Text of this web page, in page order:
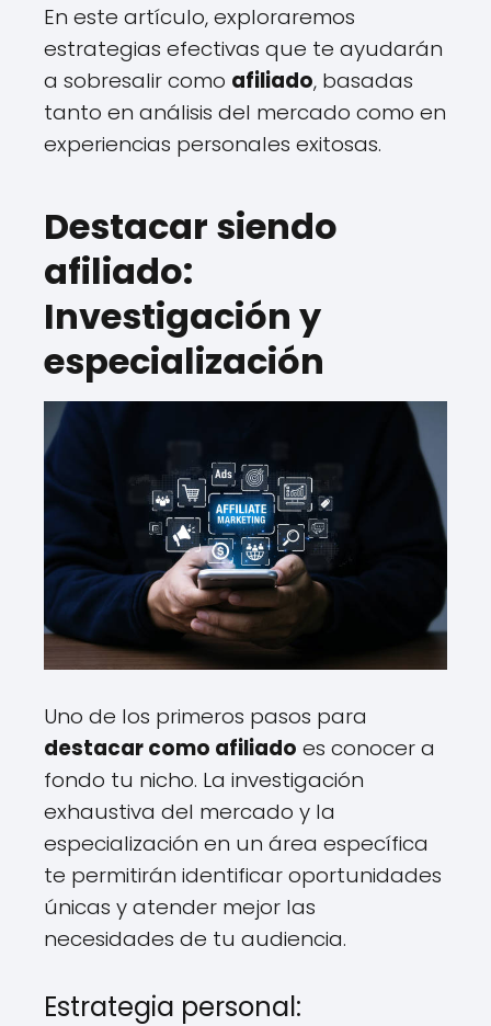
En este artículo, exploraremos
estrategias efectivas que te ayudarán
a sobresalir como afiliado, basadas
tanto en análisis del mercado como en
experiencias personales exitosas.
Destacar siendo
afiliado:
Investigación y
especialización
Uno de los primeros pasos para
destacar como afiliado es conocer a
fondo tu nicho. La investigación
exhaustiva del mercado y la
especialización en un área específica
te permitirán identificar oportunidades
únicas y atender mejor las
necesidades de tu audiencia.
Estrategia personal: